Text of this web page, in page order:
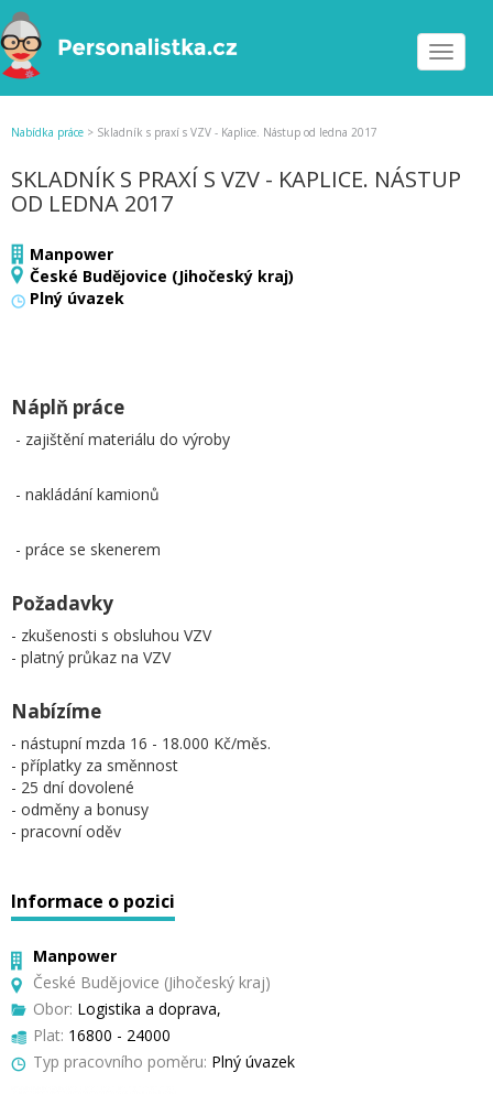
Toggle
Nabídka práce > Skladník s praxí s VZV - Kaplice. Nástup od ledna 2017
SKLADNÍK S PRAXÍ S VZV - KAPLICE. NÁSTUP
OD LEDNA 2017
Manpower
České Budějovice (Jihočeský kraj)
Plný úvazek
Náplň práce
- zajištění materiálu do výroby
- nakládání kamionů
- práce se skenerem
Požadavky
- zkušenosti s obsluhou VZV
- platný průkaz na VZV
Nabízíme
- nástupní mzda 16 - 18.000 Kč/měs.
- příplatky za směnnost
- 25 dní dovolené
- odměny a bonusy
- pracovní oděv
Informace o pozici
Manpower
České Budějovice (Jihočeský kraj)
Obor: Logistika a doprava,
Plat: 16800 - 24000
Typ pracovního poměru: Plný úvazek